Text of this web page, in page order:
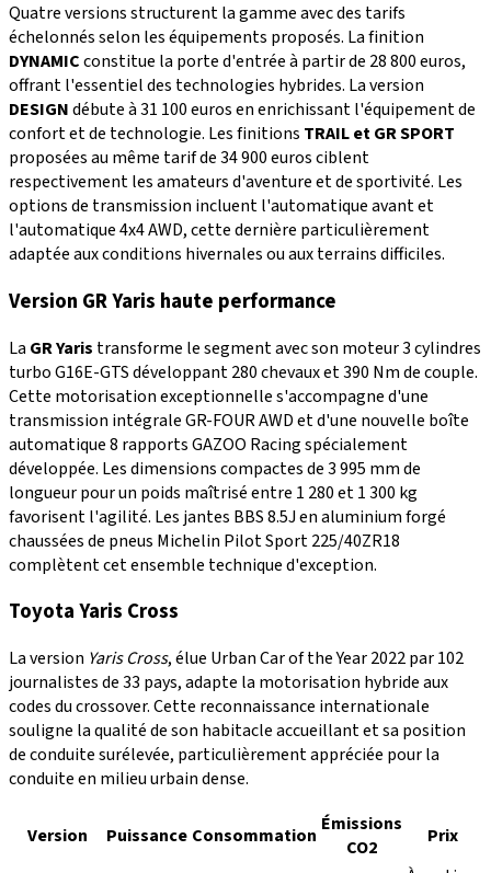
Quatre versions structurent la gamme avec des tarifs
échelonnés selon les équipements proposés. La finition
DYNAMICconstitue la porte d'entrée à partir de 28 800 euros,
offrant l'essentiel des technologies hybrides. La version
DESIGNdébute à 31 100 euros en enrichissant l'équipement de
confort et de technologie. Les finitions TRAIL et GR SPORT
proposées au même tarif de 34 900 euros ciblent
respectivement les amateurs d'aventure et de sportivité. Les
options de transmission incluent l'automatique avant et
l'automatique 4x4 AWD, cette dernière particulièrement
adaptée aux conditions hivernales ou aux terrains difficiles.
Version GR Yaris haute performance
La GR Yaris transforme le segment avec son moteur 3 cylindres
turbo G16E-GTS développant 280 chevaux et 390 Nm de couple.
Cette motorisation exceptionnelle s'accompagne d'une
transmission intégrale GR-FOUR AWD et d'une nouvelle boîte
automatique 8 rapports GAZOO Racing spécialement
développée. Les dimensions compactes de 3 995 mm de
longueur pour un poids maîtrisé entre 1 280 et 1 300 kg
favorisent l'agilité. Les jantes BBS 8.5J en aluminium forgé
chaussées de pneus Michelin Pilot Sport 225/40ZR18
complètent cet ensemble technique d'exception.
Toyota Yaris Cross
La version Yaris Cross, élue Urban Car of the Year 2022 par 102
journalistes de 33 pays, adapte la motorisation hybride aux
codes du crossover. Cette reconnaissance internationale
souligne la qualité de son habitacle accueillant et sa position
de conduite surélevée, particulièrement appréciée pour la
conduite en milieu urbain dense.
Version Puissance Consommation Émissions
CO2
Prix